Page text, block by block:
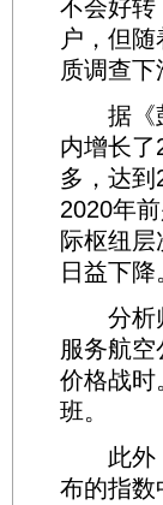
不会好转
户，但
质调查下
据《彭
内增长
多，达
2020年
际枢纽
日益下降
分析师
服务航
价格战时
班。
此外，
布的指数